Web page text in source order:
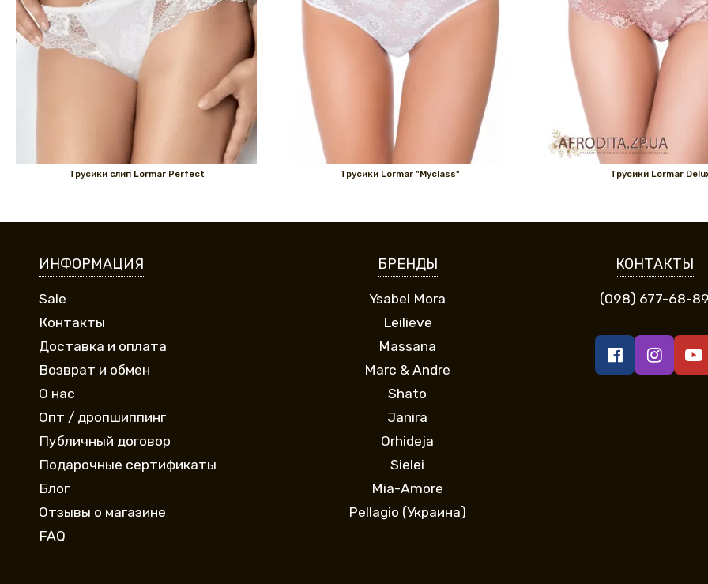
Трусики слип Lormar Perfect Трусики Lormar "Myclass" Трусики Lormar
ИНФОРМАЦИЯ
Sale
Контакты
Доставка и оплата
Возврат и обмен
О нас
Опт / дропшиппинг
Публичный договор
Подарочные сертификаты
Блог
Отзывы о магазине
FAQ
БРЕНДЫ
Ysabel Mora
Leilieve
Massana
Marc & Andre
Shato
Janira
Orhideja
Sielei
Mia-Amore
Pellagio (Украина)
КОНТАКТЫ
(098) 677-68-